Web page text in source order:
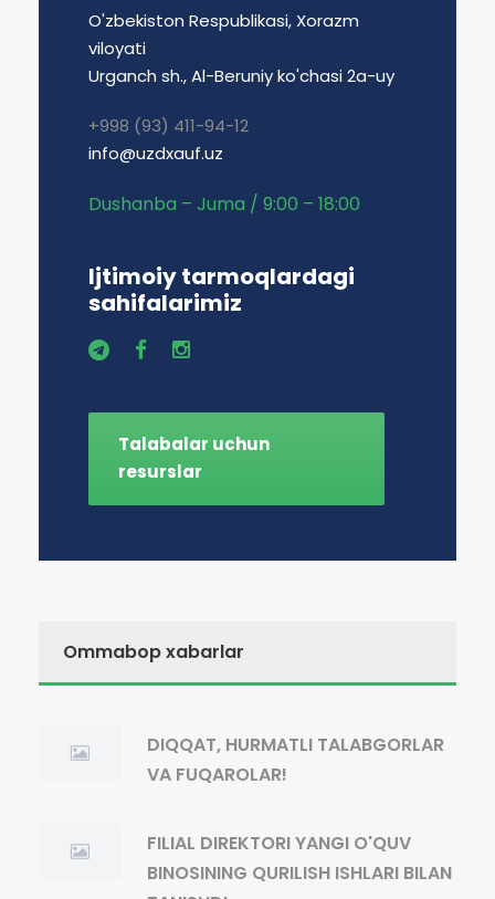
O'zbekiston Respublikasi, Xorazm
viloyati
Urganch sh., Al-Beruniy ko'chasi 2a-uy
+998 (93) 411-94-12
info@uzdxauf.uz
Dushanba – Juma / 9:00 – 18:00
Ijtimoiy tarmoqlardagi
sahifalarimiz
Talabalar uchun
resurslar
Ommabop xabarlar
DIQQAT, HURMATLI TALABGORLAR
VA FUQAROLAR!
FILIAL DIREKTORI YANGI O'QUV
BINOSINING QURILISH ISHLARI BILAN